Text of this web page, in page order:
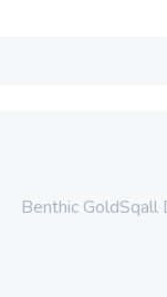
Benthic